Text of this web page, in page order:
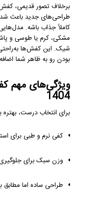
برخلاف تصور قدیمی،
طراحی‌های جدید باعث
کاملاً جذاب باشه.
مشکی، کرم یا طوسی و
شیک. این کفش‌ها
بودن رو به ظاهر شما
ویژگی‌های مهم
1404
برای انتخاب درست،
کفی نرم و طبی برای
وزن سبک برای
طراحی ساده اما مطابق